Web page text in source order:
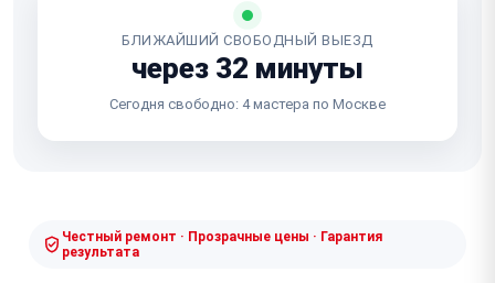
БЛИЖАЙШИЙ СВОБОДНЫЙ ВЫЕЗД
через 32 минуты
Сегодня свободно: 4 мастера по Москве
Честный ремонт · Прозрачные цены · Гарантия
результата